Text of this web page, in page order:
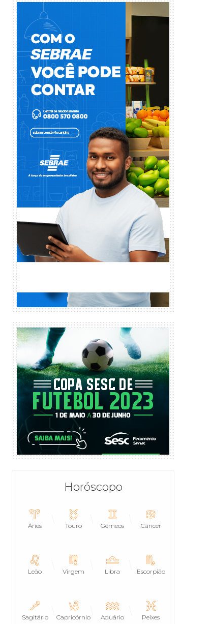
Horóscopo
Áries Touro Gêmeos Câncer
Leão Virgem Libra Escorpião
Sagitário Capricórnio Aquário Peixes